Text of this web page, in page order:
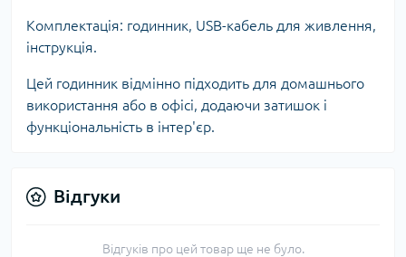
Комплектація: годинник, USB-кабель для живлення,
інструкція.
Цей годинник відмінно підходить для домашнього
використання або в офісі, додаючи затишок і
функціональність в інтер'єр.
Відгуки
Відгуків про цей товар ще не було.